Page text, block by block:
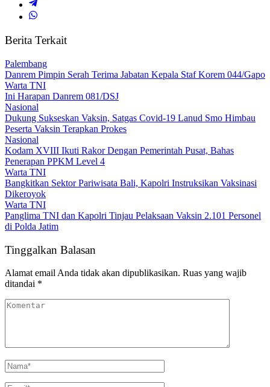
Berita Terkait
Palembang
Danrem Pimpin Serah Terima Jabatan Kepala Staf Korem 044/Gapo
Warta TNI
Ini Harapan Danrem 081/DSJ
Nasional
Dukung Sukseskan Vaksin, Satgas Covid-19 Lanud Smo Himbau
Peserta Vaksin Terapkan Prokes
Nasional
Kodam XVIII Ikuti Rakor Dengan Pemerintah Pusat, Bahas
Penerapan PPKM Level 4
Warta TNI
Bangkitkan Sektor Pariwisata Bali, Kapolri Instruksikan Vaksinasi
Dikeroyok
Warta TNI
Panglima TNI dan Kapolri Tinjau Pelaksaan Vaksin 2.101 Personel
di Polda Jatim
Tinggalkan Balasan
Alamat email Anda tidak akan dipublikasikan. Ruas yang wajib
ditandai *